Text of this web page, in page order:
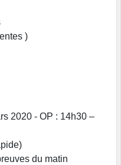
)
2020 - OP : 14h30 –
du matin